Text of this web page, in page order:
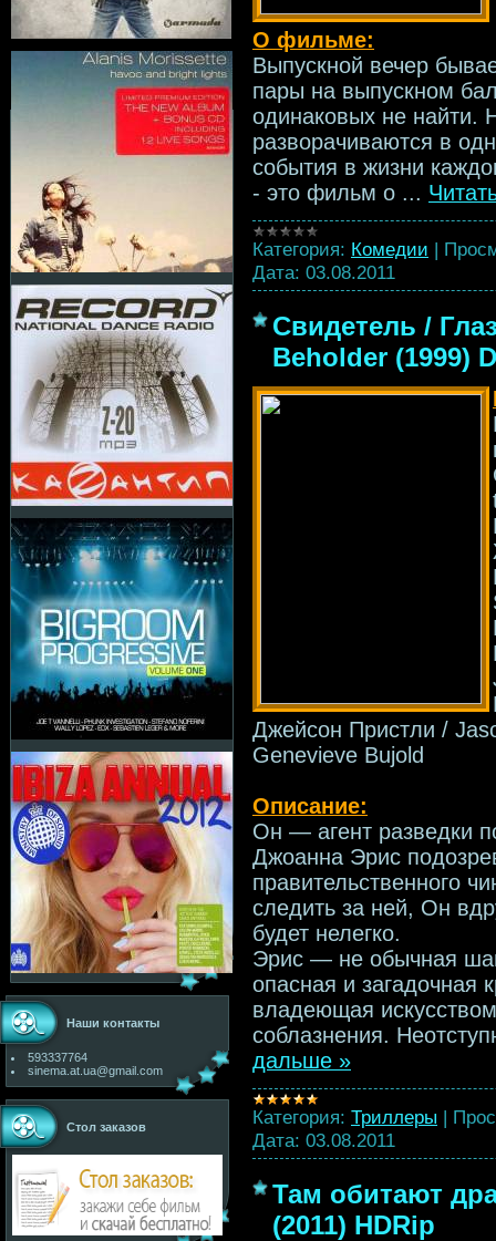
Наши контакты
593337764
sinema.at.ua@gmail.com
Стол заказов
О фильме:
Выпускной вечер
пары на выпускном
одинаковых не найти.
разворачиваются в
события в жизни
- это фильм о ...
Категория: Комедии |
Дата: 03.08.2011
Свидетель /
Beholder (1999)
Джейсон Пристли /
Genevieve Bujold
Описание:
Он — агент разведки
Джоанна Эрис
правительственного
следить за ней, Он
будет нелегко.
Эрис — не обычная
опасная и загадочная
владеющая
соблазнения.
дальше »
Категория: Триллеры |
Дата: 03.08.2011
Там обитают
(2011) HDRip